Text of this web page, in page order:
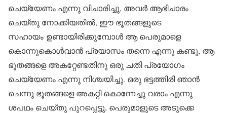
ചെയ്യേണം എന്നു വിചാരിച്ചു, അവർ ആഭിചാരം
ചെയ്തു നോക്കിയതിൽ, ഈ ഭൂതങ്ങളുടെ
സഹായം ഉണ്ടായിരിക്കുമ്പോൾ ആ പെരുമാളെ
കൊന്നുകൊൾവാൻ പ്രയാസം തന്നെ എന്നു കണ്ടു, ആ
ഭൂതങ്ങളെ അകറ്റേണ്ടതിനു ഒരു ചതി പ്രയോഗം
ചെയ്യേണം എന്നു നിശ്ചയിച്ചു. ഒരു ഭട്ടത്തിരി ഞാൻ
ചെന്നു ഭൂതങ്ങളെ അകറ്റി കൊന്നേച്ചു വരാം എന്നു
ശപഥം ചെയ്തു പുറപ്പെട്ടു, പെരുമാളുടെ അടുക്കെ